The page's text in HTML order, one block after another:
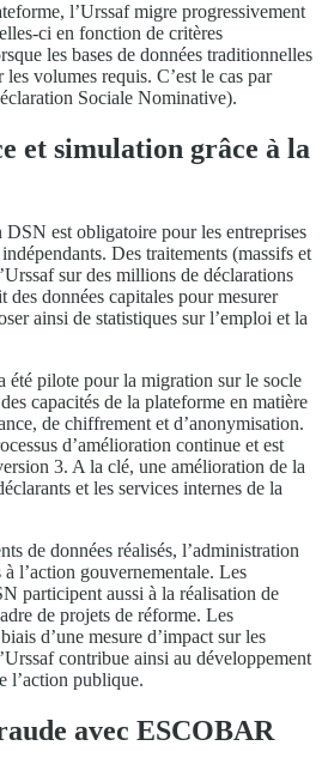
l’Urssaf migre progressivement
ci en fonction de critères
les bases de données traditionnelles
volumes requis. C’est le cas par
Sociale Nominative).
et simulation grâce à la
est obligatoire pour les entreprises
Des traitements (massifs et
sur des millions de déclarations
données capitales pour mesurer
ainsi de statistiques sur l’emploi et la
été pilote pour la migration sur le socle
capacités de la plateforme en matière
de chiffrement et d’anonymisation.
d’amélioration continue et est
3. A la clé, une amélioration de la
et les services internes de la
de données réalisés, l’administration
l’action gouvernementale. Les
participent aussi à la réalisation de
de projets de réforme. Les
d’une mesure d’impact sur les
contribue ainsi au développement
l’action publique.
avec ESCOBAR